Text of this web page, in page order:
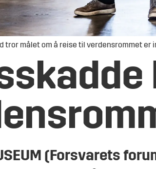
tror målet om å reise til verdensrommet er
(Forsvarets